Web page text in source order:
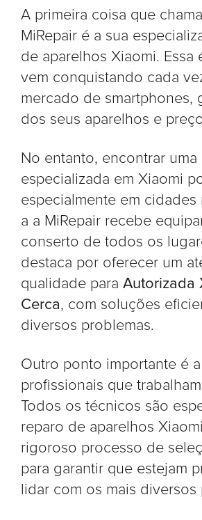
A primeira coisa que
MiRepair é a sua
de aparelhos Xiaomi. Essa
vem conquistando cada
mercado de smartphones,
dos seus aparelhos e
No entanto, encontrar
especializada em Xiaomi
especialmente em cidades
a a MiRepair recebe
conserto de todos os
destaca por oferecer um
qualidade para Autorizada
Cerca, com soluções
diversos problemas.
Outro ponto importante é
profissionais que
Todos os técnicos são
reparo de aparelhos
rigoroso processo de
para garantir que estejam
lidar com os mais diversos